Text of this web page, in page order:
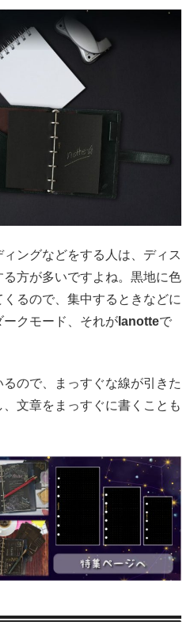
ングなどをする人は、ディス
る方が多いですよね。黒地に色
るので、集中するときなどに
クモード、それが lanotteで
るので、まっすぐな線が引きた
文章をまっすぐに書くことも